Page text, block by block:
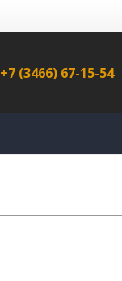
+7 (3466) 67-15-54